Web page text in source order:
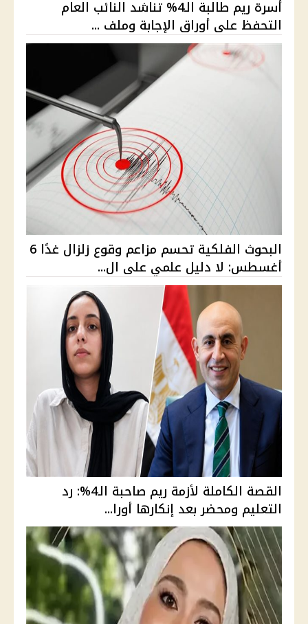
أسرة ريم طالبة الـ4% تناشد النائب العام
التحفظ على أوراق الإجابة وملف ...
البحوث الفلكية تحسم مزاعم وقوع زلزال غدًا 6
أغسطس: لا دليل علمي على ال...
القصة الكاملة لأزمة ريم صاحبة الـ4%: رد
التعليم ومحضر بعد إنكارها أورا...